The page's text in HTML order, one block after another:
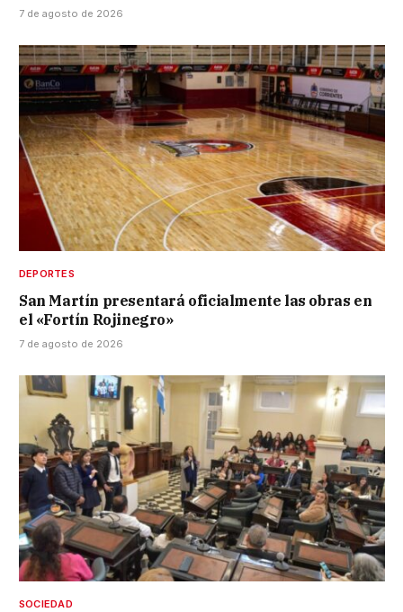
7 de agosto de 2026
DEPORTES
San Martín presentará oficialmente las obras en
el «Fortín Rojinegro»
7 de agosto de 2026
SOCIEDAD